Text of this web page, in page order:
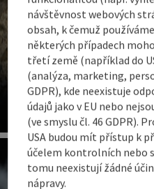
Akce
Kde se
návštěvnost webových
obsah, k čemuž
některých případech
třetí země (například do
(analýza, marketing,
GDPR), kde neexistuje
údajů jako v EU nebo
(ve smyslu čl. 46 GDPR).
USA budou mít přístup k
účelem kontrolních nebo
tomu neexistují žádné
nápravy.